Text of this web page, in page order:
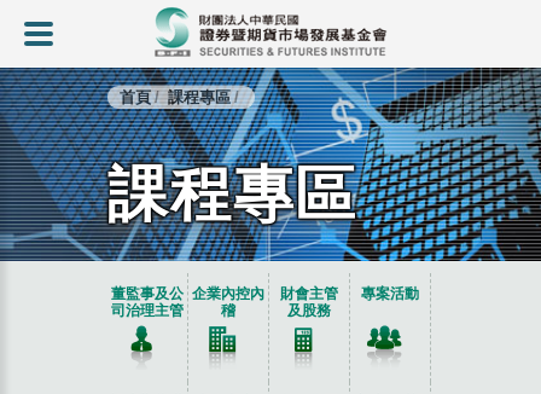
首頁 課程專區
課程專區
董監事及公
司治理主管
企業內控內
稽
財會主管
及股務
專案活動